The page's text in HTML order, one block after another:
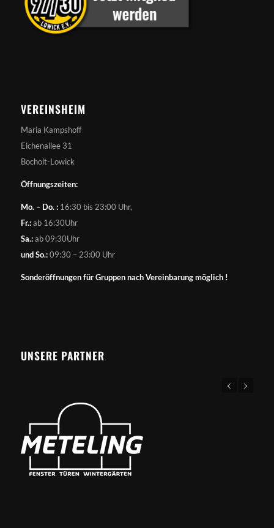
VEREINSHEIM
Maria Kampshoff
Eichenallee 31
Bocholt-Lowick
Öffnungszeiten:
Mo. – Do. :16:30 bis 23:00 Uhr,
Fr.:ab 16:30Uhr
Sa.:ab 09:30Uhr
und So.:09:30 – 23:00 Uhr
Sonderöffnungen für Gruppen nach Vereinbarung möglich !
UNSERE PARTNER